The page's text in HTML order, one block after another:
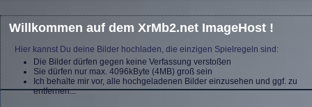
Willkommen auf dem XrMb2.net ImageHost !
Hier kannst Du deine Bilder hochladen, die einzigen Spielregeln sind:
Die Bilder dürfen gegen keine Verfassung verstoßen
Sie dürfen nur max. 4096kByte (4MB) groß sein
Ich behalte mir vor, alle hochgeladenen Bilder einzusehen und ggf. zu
entfernen...